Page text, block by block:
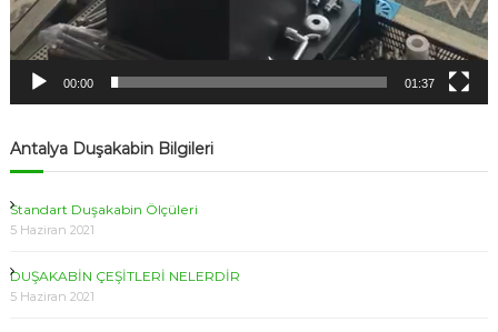
00:00 01:37
Antalya Duşakabin Bilgileri
Standart Duşakabin Ölçüleri
5 Haziran 2021
DUŞAKABİN ÇEŞİTLERİ NELERDİR
5 Haziran 2021